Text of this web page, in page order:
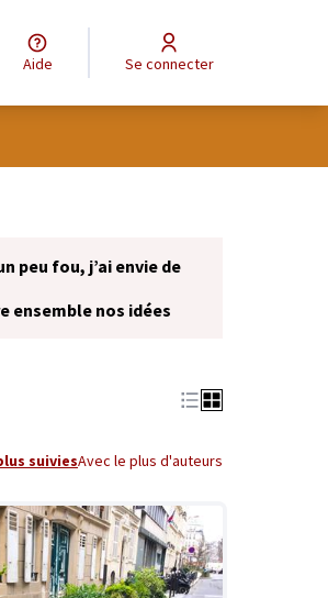
Aide Se connecter
peu fou, j’ai envie de
ensemble nos idées
suiviesAvec le plus d'auteurs